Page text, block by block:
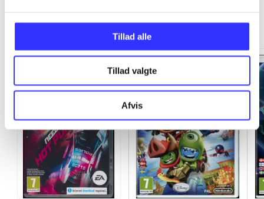
Tillad alle
Tillad valgte
Afvis
Minder om